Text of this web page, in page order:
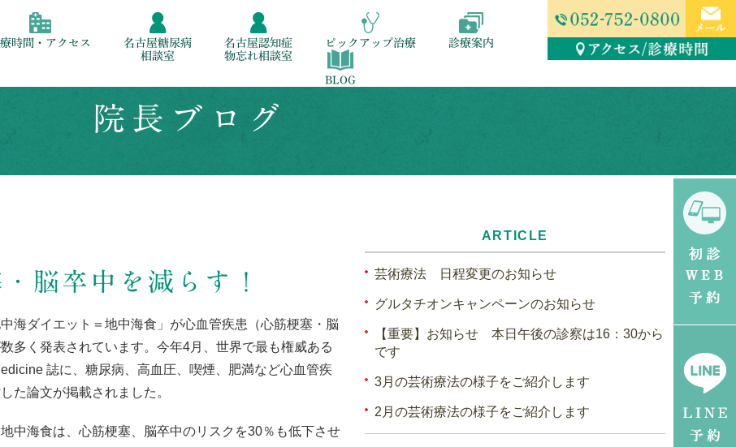
時間・アクセス
名古屋糖尿病
相談室
名古屋認知症
物忘れ相談室
ピックアップ治療 診療案内
BLOG
院長ブログ
脳卒中を減らす！
海ダイエット＝地中海食」が心血管疾患（心筋梗塞・脳
多く発表されています。今年4月、世界で最も権威ある
誌に、糖尿病、高血圧、喫煙、肥満など心血管疾
た論文が掲載されました。
中海食は、心筋梗塞、脳卒中のリスクを30％も低下させ
ARTICLE
芸術療法 日程変更のお知らせ
グルタチオンキャンペーンのお知らせ
【重要】お知らせ 本日午後の診察は16：30から
です
3月の芸術療法の様子をご紹介します
2月の芸術療法の様子をご紹介します